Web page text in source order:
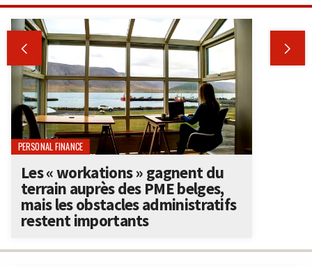
 
PERSONAL FINANCE
Les « workations » gagnent du
terrain auprès des PME belges,
mais les obstacles administratifs
restent importants